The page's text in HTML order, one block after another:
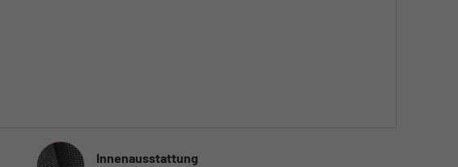
InnenausstattungInnenausstattung